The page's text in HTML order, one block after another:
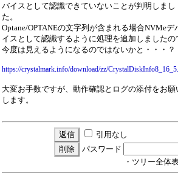
バイスとして認識できていないことが判明しまし
た。
Optane/OPTANEの文字列が含まれる場合NVMeデ
イスとして認識するように処理を追加しましたの
今度は見えるようになるのではないかと・・・？
https://crystalmark.info/download/zz/
大変お手数ですが、動作確認とログの添付をお願
します。
引用なし
パスワード
・ツリー全体